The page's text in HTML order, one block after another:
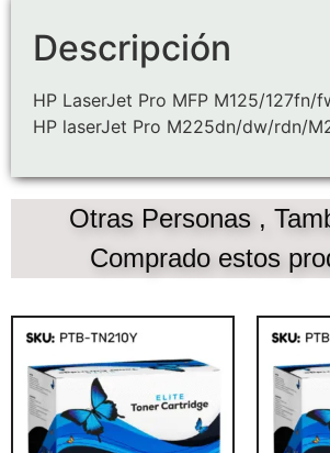
Descripción
HP LaserJet Pro MFP M125/127fn/
HP laserJet Pro M225dn/dw/rdn/
Otras Personas ,
Comprado estos